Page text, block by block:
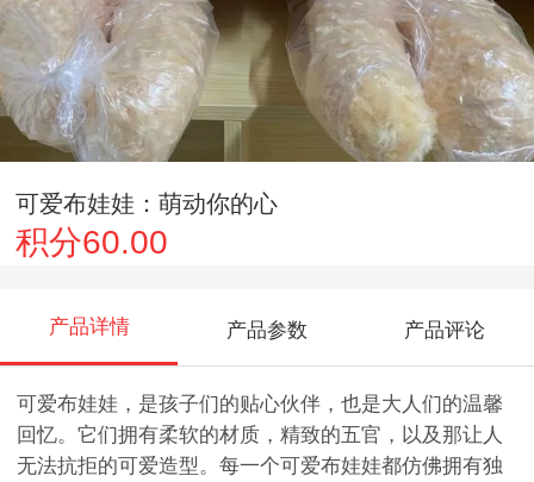
可爱布娃娃：萌动你的心
积分60.00
产品详情 产品参数 产品评论
可爱布娃娃，是孩子们的贴心伙伴，也是大人们的温馨
回忆。它们拥有柔软的材质，精致的五官，以及那让人
无法抗拒的可爱造型。每一个可爱布娃娃都仿佛拥有独